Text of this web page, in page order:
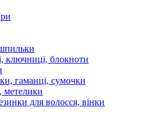
ключниці, блокноти
гаманці, сумочки
метелики
для волосся, вінки